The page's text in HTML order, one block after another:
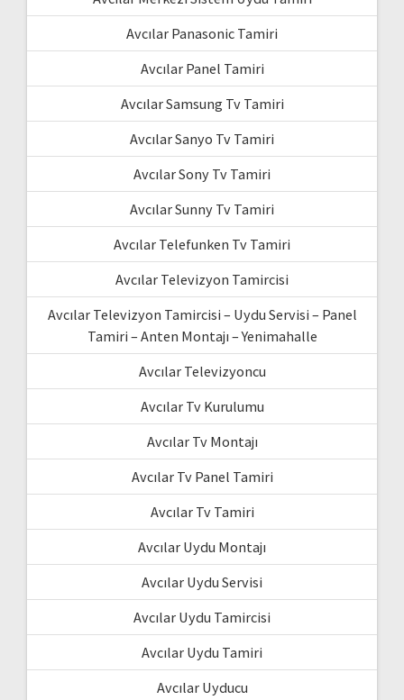
Avcılar Panasonic Tamiri
Avcılar Panel Tamiri
Avcılar Samsung Tv Tamiri
Avcılar Sanyo Tv Tamiri
Avcılar Sony Tv Tamiri
Avcılar Sunny Tv Tamiri
Avcılar Telefunken Tv Tamiri
Avcılar Televizyon Tamircisi
Avcılar Televizyon Tamircisi – Uydu Servisi – Panel
Tamiri – Anten Montajı – Yenimahalle
Avcılar Televizyoncu
Avcılar Tv Kurulumu
Avcılar Tv Montajı
Avcılar Tv Panel Tamiri
Avcılar Tv Tamiri
Avcılar Uydu Montajı
Avcılar Uydu Servisi
Avcılar Uydu Tamircisi
Avcılar Uydu Tamiri
Avcılar Uyducu